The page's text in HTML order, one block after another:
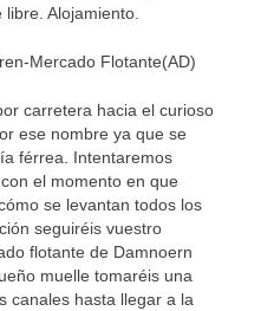
Alojamiento.
Mercado Flotante(AD)
carretera hacia el curioso
ese nombre ya que se
férrea. Intentaremos
el momento en que
se levantan todos los
seguiréis vuestro
flotante de Damnoern
muelle tomaréis una
canales hasta llegar a la